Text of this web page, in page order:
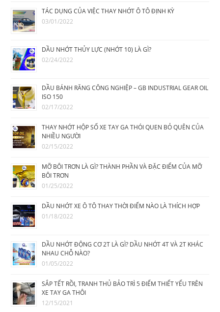
TÁC DỤNG CỦA VIỆC THAY NHỚT Ô TÔ ĐỊNH KỲ
03/01/2022
DẦU NHỚT THỦY LỰC (NHỚT 10) LÀ GÌ?
02/24/2022
DẦU BÁNH RĂNG CÔNG NGHIỆP – GB INDUSTRIAL GEAR OIL
ISO 150
02/17/2022
THAY NHỚT HỘP SỐ XE TAY GA THÓI QUEN BỎ QUÊN CỦA
NHIỀU NGƯỜI
02/15/2022
MỠ BÔI TRƠN LÀ GÌ? THÀNH PHẦN VÀ ĐẶC ĐIỂM CỦA MỠ
BÔI TRƠN
01/25/2022
DẦU NHỚT XE Ô TÔ THAY THỜI ĐIỂM NÀO LÀ THÍCH HỢP
01/18/2022
DẦU NHỚT ĐỘNG CƠ 2T LÀ GÌ? DẦU NHỚT 4T VÀ 2T KHÁC
NHAU CHỖ NÀO?
01/05/2022
SẮP TẾT RỒI, TRANH THỦ BẢO TRÌ 5 ĐIỂM THIẾT YẾU TRÊN
XE TAY GA THÔI
12/15/2021